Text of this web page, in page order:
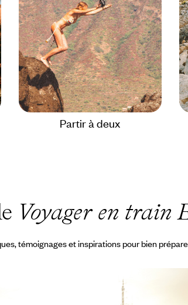
Partir à deux
Voyager en train
témoignages et inspirations pour bien